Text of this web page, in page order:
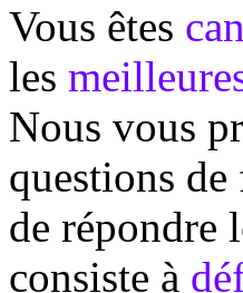
Vous êtes
les
Nous vous
questions de
de répondre
consiste à